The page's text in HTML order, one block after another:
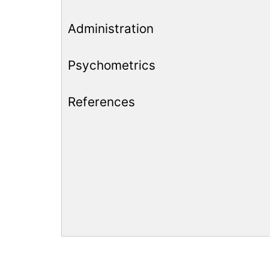
Administration
Psychometrics
References